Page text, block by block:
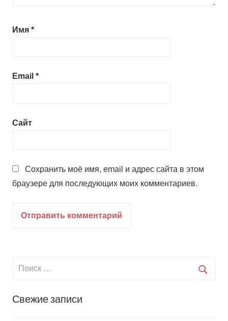
Имя *
Email *
Сайт
Сохранить моё имя, email и адрес сайта в этом
браузере для последующих моих комментариев.
Свежие записи